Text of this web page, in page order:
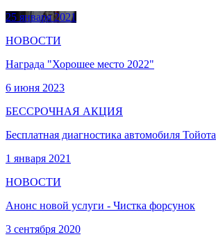
25 января 2021
НОВОСТИ
Награда "Хорошее место 2022"
6 июня 2023
БЕССРОЧНАЯ АКЦИЯ
Бесплатная диагностика автомобиля Тойота
1 января 2021
НОВОСТИ
Анонс новой услуги - Чистка форсунок
3 сентября 2020